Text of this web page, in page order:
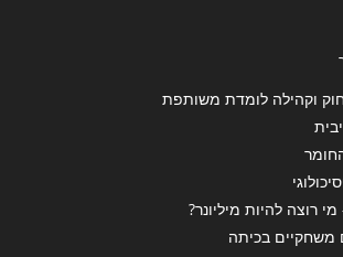
רוצה להיות מיליונר?
משחקיים בכיתה